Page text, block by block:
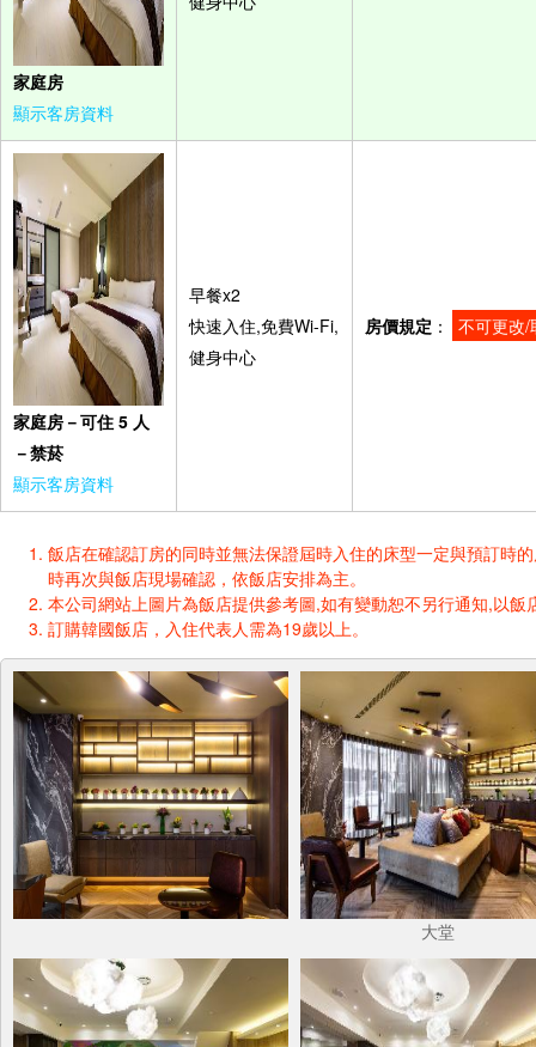
家庭房
顯示客房資料
家庭房－可住 5 人
－禁菸
顯示客房資料
早餐x2
快速入住,免費Wi-Fi,
健身中心
房價規定 ： 不可更改/
飯店在確認訂房的同時並無法保證屆時入住的床型一定與預訂時
時再次與飯店現場確認，依飯店安排為主。
本公司網站上圖片為飯店提供參考圖,如有變動恕不另行通知,以飯
訂購韓國飯店，入住代表人需為19歲以上。
大堂